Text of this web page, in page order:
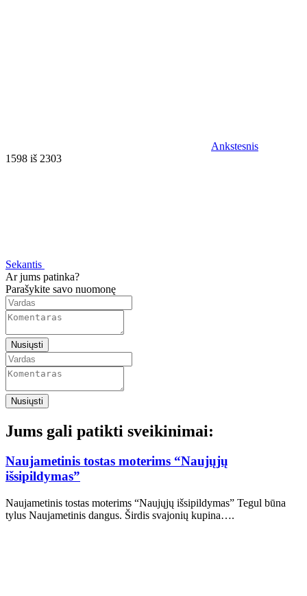
Ankstesnis
1598 iš 2303
Sekantis
Ar jums patinka?
Parašykite savo nuomonę
Nusiųsti
Nusiųsti
Jums gali patikti sveikinimai:
Naujametinis tostas moterims “Naujųjų
išsipildymas”
Naujametinis tostas moterims “Naujųjų išsipildymas” Tegul būna
tylus Naujametinis dangus. Širdis svajonių kupina….